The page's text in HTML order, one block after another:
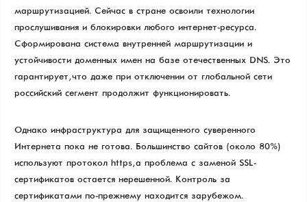
маршрутизацией. Сейчас в стране освоили технологии
прослушивания и блокировки любого интернет-ресурса.
Сформирована система внутренней маршрутизации и
устойчивости доменных имен на базе отечественных DNS. Это
гарантирует, что даже при отключении от глобальной сети
российский сегмент продолжит функционировать.
Однако инфраструктура для защищенного суверенного
Интернета пока не готова. Большинство сайтов (около 80%)
используют протокол https, а проблема с заменой SSL-
сертификатов остается нерешенной. Контроль за
сертификатами по-прежнему находится зарубежом.